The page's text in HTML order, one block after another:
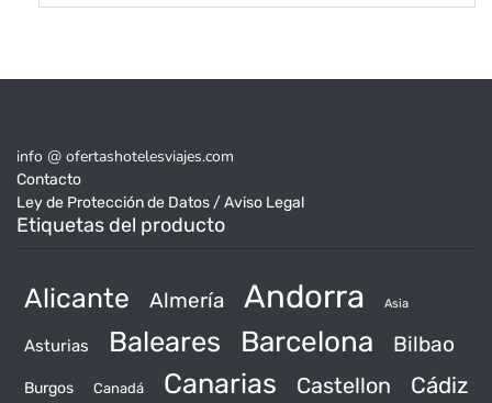
info @ ofertashotelesviajes.com
Contacto
Ley de Protección de Datos / Aviso Legal
Etiquetas del producto
Alicante Almería Andorra Asia
Asturias Baleares Barcelona Bilbao
Burgos Canadá Canarias Castellon Cádiz